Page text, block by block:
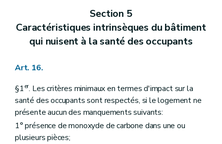
Section 5
Caractéristiques intrinsèques du bâtiment
qui nuisent à la santé des occupants
Art. 16.
§1er. Les critères minimaux en termes d'impact sur la
santé des occupants sont respectés, si le logement ne
présente aucun des manquements suivants:
1° présence de monoxyde de carbone dans une ou
plusieurs pièces;